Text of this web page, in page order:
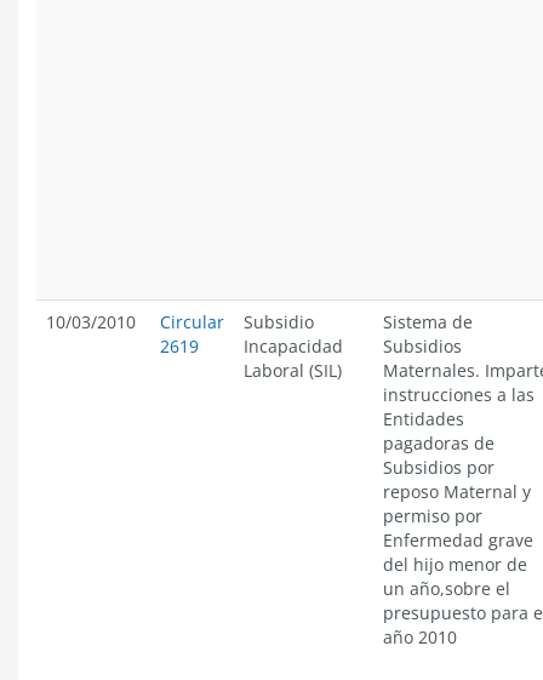
10/03/2010
Circular
2619
Subsidio
Incapacidad
Laboral (SIL)
Sistema de
Subsidios
Maternales.
instrucciones a las
Entidades
pagadoras de
Subsidios por
reposo Maternal y
permiso por
Enfermedad grave
del hijo menor de
un año,sobre el
presupuesto para
año 2010